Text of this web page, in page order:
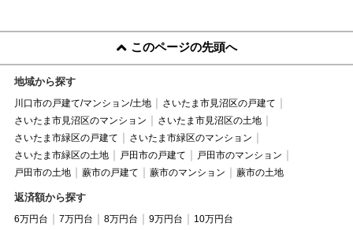
このページの先頭へ
地域から探す
川口市の戸建て/マンション/土地
さいたま市見沼区の戸建て
さいたま市見沼区のマンション
さいたま市見沼区の土地
さいたま市緑区の戸建て
さいたま市緑区のマンション
さいたま市緑区の土地
戸田市の戸建て
戸田市のマンション
戸田市の土地
蕨市の戸建て 蕨市のマンション 蕨市の土地
返済額から探す
6万円台 7万円台 8万円台 9万円台 10万円台